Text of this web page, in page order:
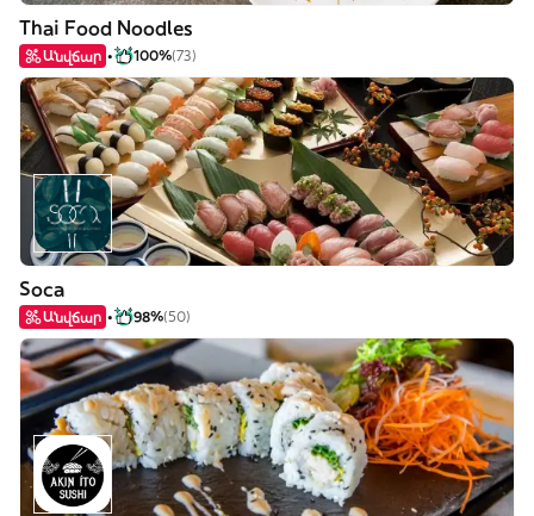
Thai Food Noodles
Անվճար 100%(73)
Soca
Անվճար 98%(50)